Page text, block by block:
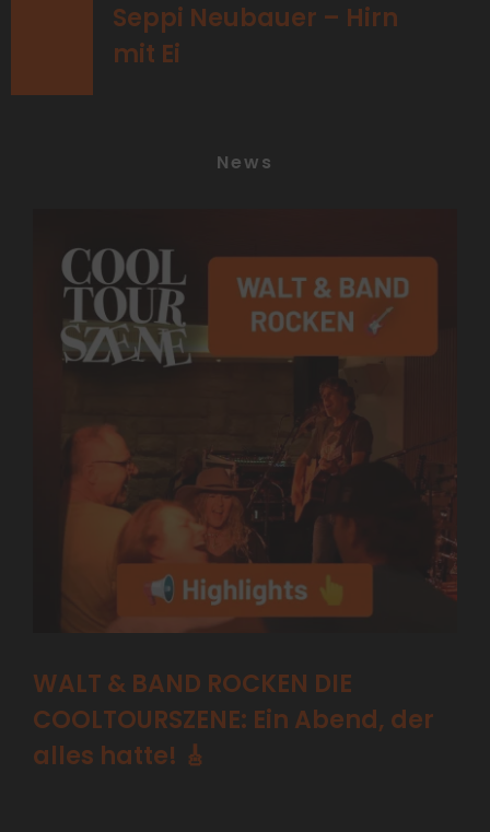
Seppi Neubauer – Hirn
mit Ei
News
WALT & BAND ROCKEN DIE
COOLTOURSZENE: Ein Abend, der
alles hatte! 🎸